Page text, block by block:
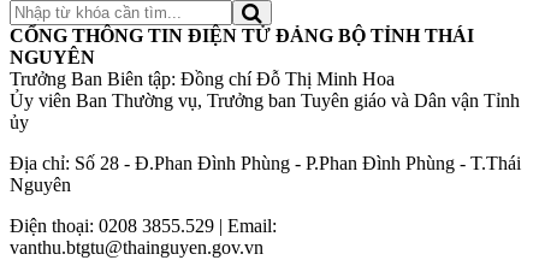
CỔNG THÔNG TIN ĐIỆN TỬ ĐẢNG BỘ TỈNH THÁI
NGUYÊN
Trưởng Ban Biên tập: Đồng chí Đỗ Thị Minh Hoa
Ủy viên Ban Thường vụ, Trưởng ban Tuyên giáo và Dân vận Tỉnh
ủy
Địa chỉ: Số 28 - Đ.Phan Đình Phùng - P.Phan Đình Phùng - T.Thái
Nguyên
Điện thoại: 0208 3855.529 | Email:
vanthu.btgtu@thainguyen.gov.vn